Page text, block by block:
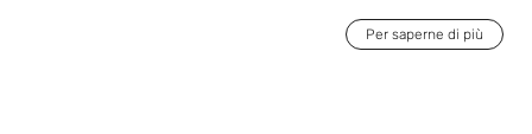
Per saperne di più